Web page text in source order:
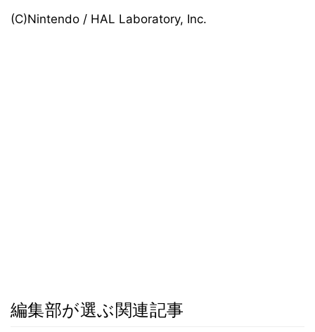
(C)Nintendo / HAL Laboratory, Inc.
編集部が選ぶ関連記事